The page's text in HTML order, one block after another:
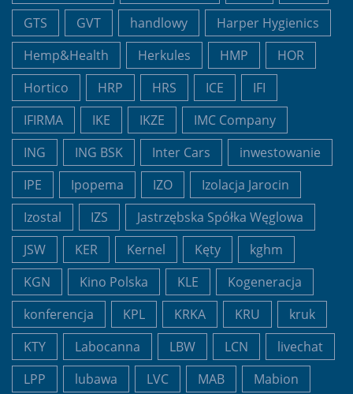
GTS
GVT handlowy
Harper Hygienics
Hemp&Health
Herkules HMP
HOR
Hortico
HRP HRS ICE
IFI
IFIRMA
IKE IKZE
IMC Company
ING
ING BSK Inter Cars
inwestowanie
IPE
Ipopema IZO
Izolacja Jarocin
Izostal
IZS
Jastrzębska Spółka Węglowa
JSW
KER Kernel Kęty
kghm
KGN
Kino Polska KLE
Kogeneracja
konferencja
KPL KRKA KRU
kruk
KTY
Labocanna LBW LCN
livechat
LPP
lubawa LVC MAB Mabion